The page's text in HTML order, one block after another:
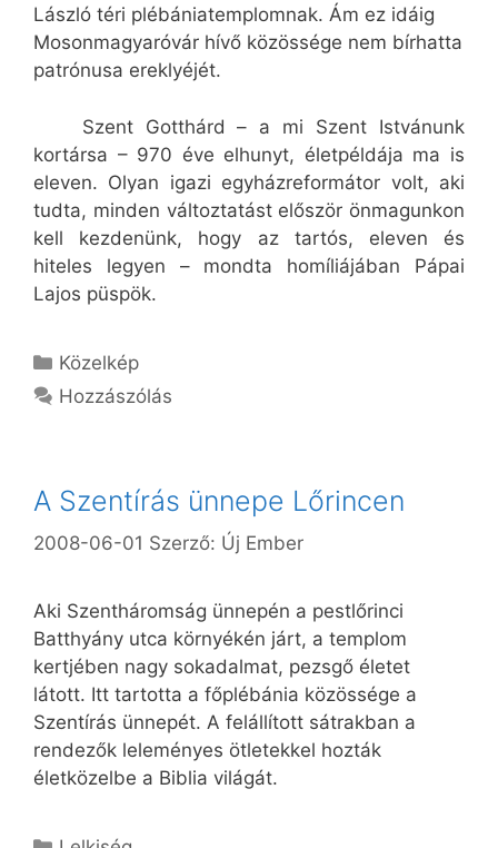
László téri plébániatemplomnak. Ám ez idáig
Mosonmagyaróvár hívő közössége nem bírhatta
patrónusa ereklyéjét.
Szent Gotthárd – a mi Szent Istvánunk
kortársa – 970 éve elhunyt, életpéldája ma is
eleven. Olyan igazi egyházreformátor volt, aki
tudta, minden változtatást először önmagunkon
kell kezdenünk, hogy az tartós, eleven és
hiteles legyen – mondta homíliájában Pápai
Lajos püspök.
Kategória
Közelkép
Hozzászólás
A Szentírás ünnepe Lőrincen
2008-06-01 Szerző: Új Ember
Aki Szentháromság ünnepén a pestlőrinci
Batthyány utca környékén járt, a templom
kertjében nagy sokadalmat, pezsgő életet
látott. Itt tartotta a főplébánia közössége a
Szentírás ünnepét. A felállított sátrakban a
rendezők leleményes ötletekkel hozták
életközelbe a Biblia világát.
Kategória